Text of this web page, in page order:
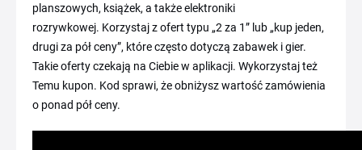
planszowych, książek, a także elektroniki
rozrywkowej. Korzystaj z ofert typu „2 za 1” lub „kup jeden,
drugi za pół ceny”, które często dotyczą zabawek i gier.
Takie oferty czekają na Ciebie w aplikacji. Wykorzystaj też
Temu kupon. Kod sprawi, że obniżysz wartość zamówienia
o ponad pół ceny.